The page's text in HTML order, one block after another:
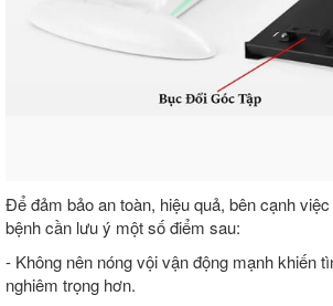
Để đảm bảo an toàn, hiệu quả, bên cạnh
bệnh cần lưu ý một số điểm sau:
- Không nên nóng vội vận động mạnh khiến
nghiêm trọng hơn.